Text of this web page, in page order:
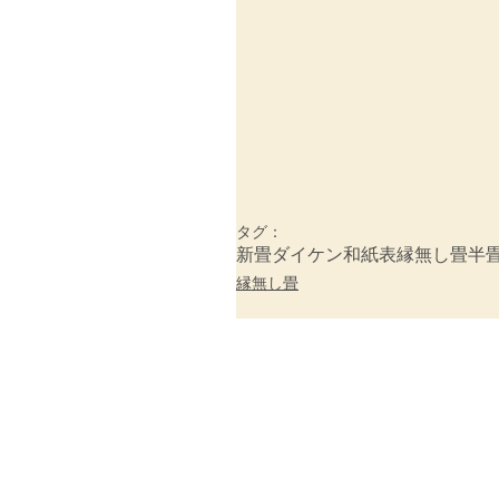
タグ：
新畳ダイケン和紙表縁無し畳半
縁無し畳